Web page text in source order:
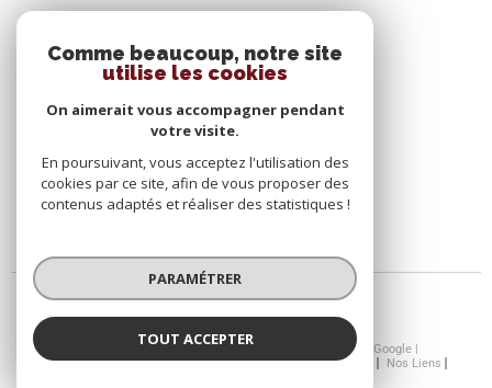
© 2026 | Tous droits réservés | Traduction powered by Google |
Nos Honoraires
Plan Du Site Mentions Légales Admin
Nos Liens
Comme beaucoup, notre site
utilise les cookies
On aimerait vous accompagner pendant
votre visite.
En poursuivant, vous acceptez l'utilisation des
cookies par ce site, afin de vous proposer des
contenus adaptés et réaliser des statistiques !
PARAMÉTRER
TOUT ACCEPTER